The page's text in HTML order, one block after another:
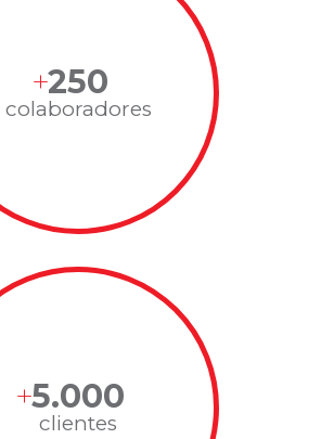
250
colaboradores
5.000
clientes